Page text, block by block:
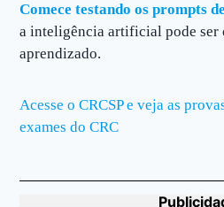
Comece testando os prompts
a inteligência artificial pode ser
aprendizado.
Acesse o CRCSP e veja as
exames do CRC